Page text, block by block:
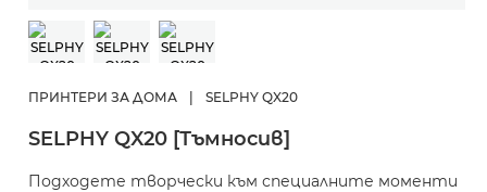
ПРИНТЕРИ ЗА ДОМА SELPHY QX20
SELPHY QX20 [Тъмносив]
Подходете творчески към специалните моменти